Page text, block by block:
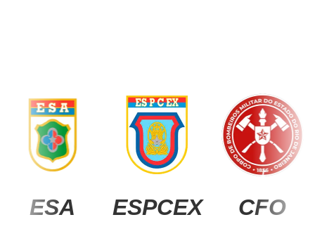
CFO
ESPCEX
ESA